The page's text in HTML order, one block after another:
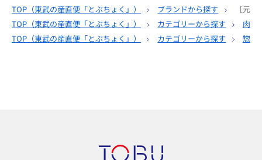
TOP（東武の産直便「とぶちょく」 ） ブランドから探す
［元
TOP（東武の産直便「とぶちょく」 ） カテゴリーから探す
肉・
TOP（東武の産直便「とぶちょく」 ） カテゴリーから探す 惣菜